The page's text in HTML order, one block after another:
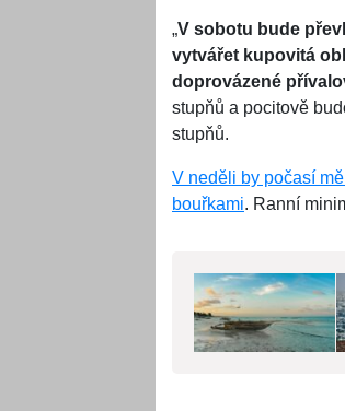
„V sobotu bude
vytvářet kupovitá
doprovázené
stupňů a pocitově
stupňů.
V neděli by počasí
bouřkami. Ranní